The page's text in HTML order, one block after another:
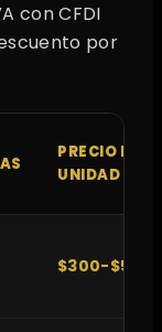
con CFDI
por
PRECIO POR
UNIDAD MXN
$300-$500